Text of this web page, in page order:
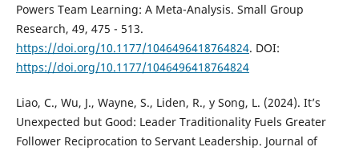
Powers Team Learning: A Meta-Analysis. Small Group
Research, 49, 475 - 513.
https://doi.org/10.1177/1046496418764824. DOI:
https://doi.org/10.1177/1046496418764824
Liao, C., Wu, J., Wayne, S., Liden, R., y Song, L. (2024). It’s
Unexpected but Good: Leader Traditionality Fuels Greater
Follower Reciprocation to Servant Leadership. Journal of